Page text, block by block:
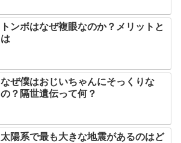
トンボはなぜ複眼なのか？メリットと
は
なぜ僕はおじいちゃんにそっくりな
の？隔世遺伝って何？
太陽系で最も大きな地震があるのはど